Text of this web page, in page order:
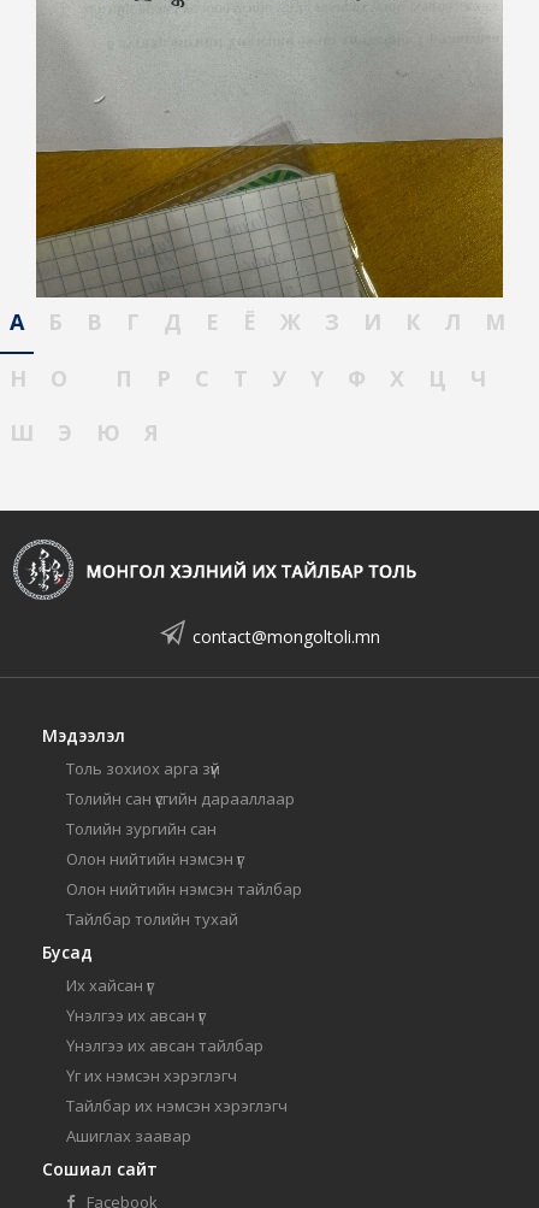
А Б В Г Д Е Ё Ж З И К Л
М
Н
О П Р С Т У Ү Ф Х Ц
Ч
Ш
Э Ю Я
contact@mongoltoli.mn
Мэдээлэл
Толь зохиох арга зүй
Толийн сан үсгийн дарааллаар
Толийн зургийн сан
Олон нийтийн нэмсэн үг
Олон нийтийн нэмсэн тайлбар
Тайлбар толийн тухай
Бусад
Их хайсан үг
Үнэлгээ их авсан үг
Үнэлгээ их авсан тайлбар
Үг их нэмсэн хэрэглэгч
Тайлбар их нэмсэн хэрэглэгч
Ашиглах заавар
Сошиал сайт
Facebook